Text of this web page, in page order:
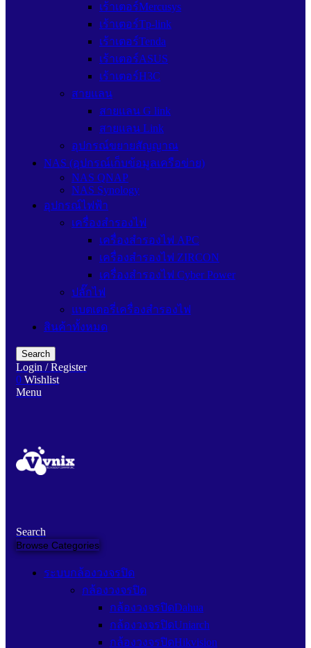
เร้าเตอร์Mercusys
เร้าเตอร์Tp-link
เร้าเตอร์Tenda
เร้าเตอร์ASUS
เร้าเตอร์H3C
สายแลน
สายแลน G link
สายแลน Link
อุปกรณ์ขยายสัญญาณ
NAS (อุปกรณ์เก็บข้อมูลเครือข่าย)
NAS QNAP
NAS Synology
อุปกรณ์ไฟฟ้า
เครื่องสำรองไฟ
เครื่องสำรองไฟ APC
เครื่องสำรองไฟ ZIRCON
เครื่องสำรองไฟ Cyber Power
ปลั๊กไฟ
แบตเตอรี่เครื่องสำรองไฟ
สินค้าทั้งหมด
Search
Login / Register
0 Wishlist
Menu
Search
Browse Categories
ระบบกล้องวงจรปิด
กล้องวงจรปิด
กล้องวงจรปิดDahua
กล้องวงจรปิดUniarch
กล้องวงจรปิดHikvision